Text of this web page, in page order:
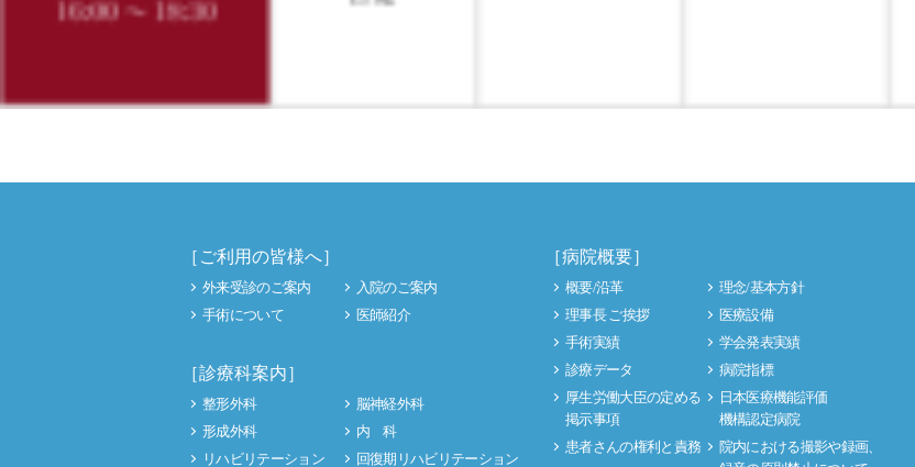
［ご利用の皆様へ］
外来受診のご案内
入院のご案内
手術について
医師紹介
［診療科案内］
整形外科
脳神経外科
形成外科
内 科
リハビリテーション
回復期リハビリテーション
［病院概要］
概要/沿革
理念/基本方針
理事長 ご挨拶
医療設備
手術実績
学会発表実績
診療データ
病院指標
厚生労働大臣の定める
掲示事項
日本医療機能評価
機構認定病院
患者さんの権利と責務
院内における撮影や録画、